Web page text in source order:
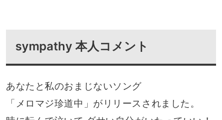
sympathy 本人コメント
あなたと私のおまじないソング
「メロマジ珍道中」がリリースされました。